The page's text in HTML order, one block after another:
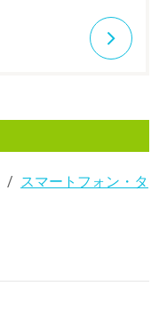
スマートフォン・タ